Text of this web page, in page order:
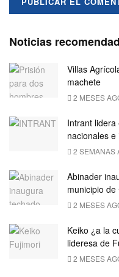
Noticias
Villas
machete
2 MESES
Intrant
nacionales
2 SEMANAS
Abinader
municipio de
2 MESES
Keiko ¿a la
lideresa de
2 MESES